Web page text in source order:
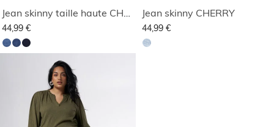
Jean skinny taille haute CHERRY
44,99 €
Jean skinny CHERRY
44,99 €